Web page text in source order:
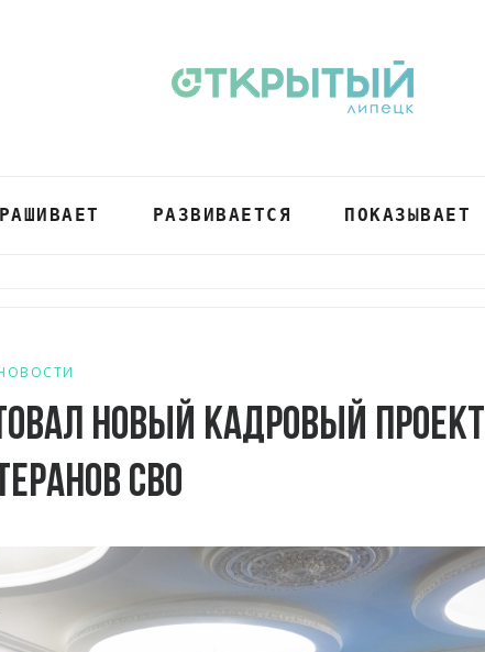
РАЗВИВАЕТСЯ ПОКАЗЫВАЕТ
новый кадровый проект
СВО